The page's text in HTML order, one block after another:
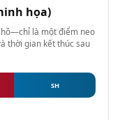
họa)
là một điểm neo
thời gian kết thúc sau
SH